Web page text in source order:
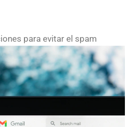
para evitar el spam